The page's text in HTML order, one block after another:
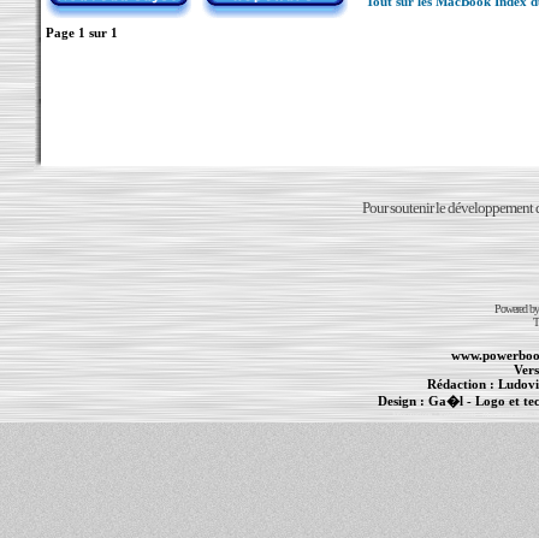
Page 1 sur 1
Pour soutenir le développement
Powered
Rédaction :
Design : Ga�l - Logo et